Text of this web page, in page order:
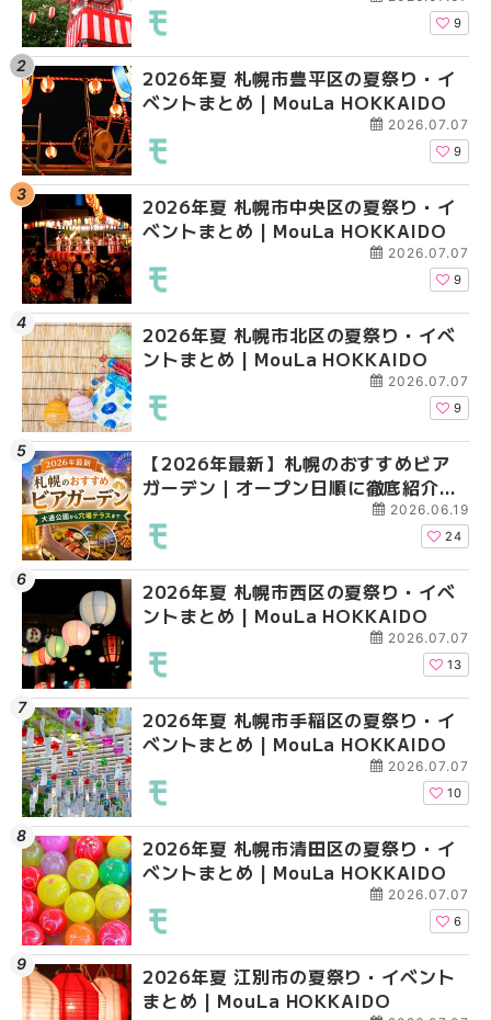
9
2026年夏 札幌市豊平区の夏祭り・イ
ベントまとめ | MouLa HOKKAIDO
2026.07.07
9
2026年夏 札幌市中央区の夏祭り・イ
ベントまとめ | MouLa HOKKAIDO
2026.07.07
9
2026年夏 札幌市北区の夏祭り・イベ
ントまとめ | MouLa HOKKAIDO
2026.07.07
9
【2026年最新】札幌のおすすめビア
ガーデン｜オープン日順に徹底紹介！
大通公園から穴場テラスまで | MouLa
HOKKAIDO
2026.06.19
24
2026年夏 札幌市西区の夏祭り・イベ
ントまとめ | MouLa HOKKAIDO
2026.07.07
13
2026年夏 札幌市手稲区の夏祭り・イ
ベントまとめ | MouLa HOKKAIDO
2026.07.07
10
2026年夏 札幌市清田区の夏祭り・イ
ベントまとめ | MouLa HOKKAIDO
2026.07.07
6
2026年夏 江別市の夏祭り・イベント
まとめ | MouLa HOKKAIDO
2026年夏 札幌市白石
ベントまとめ |
2026年夏 札幌市豊平
ベントまとめ |
2026年夏 札幌市西区
ントまとめ | MouLa
2026年夏 札幌市清田
ベントまとめ |
2026年夏 札幌市北区
ントまとめ | MouLa
2026年夏 札幌市中央
ベントまとめ |
2026年夏 札幌市手稲
ベントまとめ |
2026年夏 札幌市南区
ントまとめ | MouLa
2026年夏 札幌市北区
ントまとめ | MouLa
2026年夏 札幌市白石
ベントまとめ |
2026年夏 札幌市西区
ントまとめ | MouLa
2026年夏 札幌市清田
ベントまとめ |
2026年夏 札幌市手稲
ベントまとめ |
2026年夏 札幌市豊平
ベントまとめ |
2026年夏 札幌市東区
ントまとめ | MouLa
2026年夏 札幌市南区
ントまとめ | MouLa